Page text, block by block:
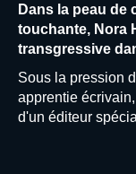
Dans la peau de
touchante, Nora
transgressive
Sous la pression
apprentie
d'un éditeur